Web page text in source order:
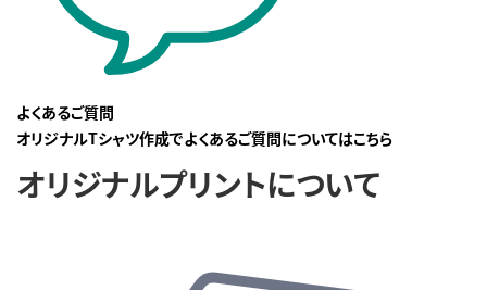
よくあるご質問
オリジナルTシャツ作成でよくあるご質問についてはこちら
オリジナルプリントについて